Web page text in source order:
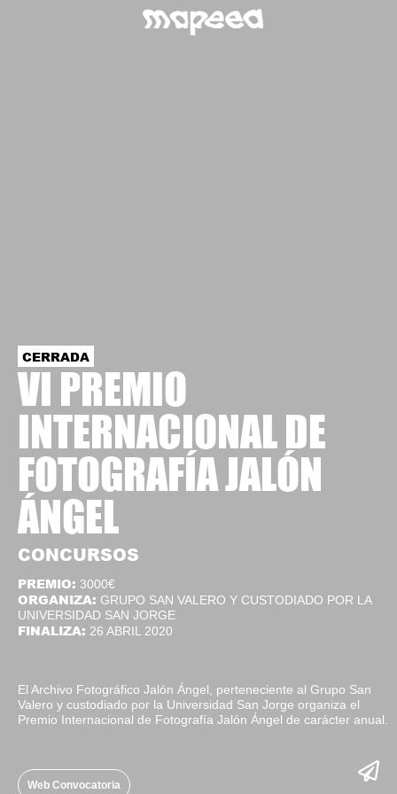
CERRADA
VI PREMIO
INTERNACIONAL DE
FOTOGRAFÍA JALÓN
ÁNGEL
CONCURSOS
PREMIO: 3000€
ORGANIZA: GRUPO SAN VALERO Y CUSTODIADO POR LA
UNIVERSIDAD SAN JORGE
FINALIZA: 26 ABRIL 2020
El Archivo Fotográfico Jalón Ángel, perteneciente al Grupo San
Valero y custodiado por la Universidad San Jorge organiza el
Premio Internacional de Fotografía Jalón Ángel de carácter anual.
Web Convocatoria